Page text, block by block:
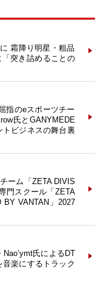
霜降り明星・粗品
突き詰めることの
指のeスポーツチー
氏とGANYMEDE
ビジネスの舞台裏
ーム「ZETA DIVIS
門スクール「ZETA
BY VANTAN」2027
Nao’ymt氏によるDT
楽にするトラック